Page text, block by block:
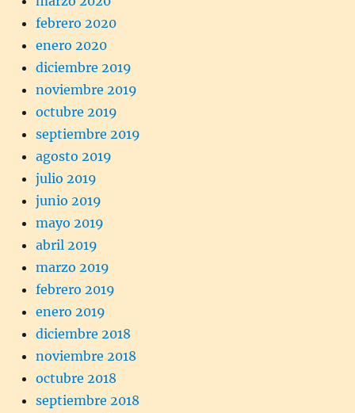
febrero 2020
enero 2020
diciembre 2019
noviembre 2019
octubre 2019
septiembre 2019
agosto 2019
julio 2019
junio 2019
mayo 2019
abril 2019
marzo 2019
febrero 2019
enero 2019
diciembre 2018
noviembre 2018
octubre 2018
septiembre 2018